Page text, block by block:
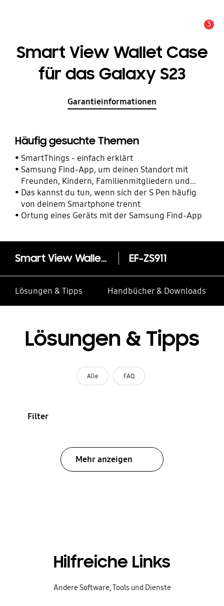
3
Smart View Wallet Case
für das Galaxy S23
Garantieinformationen
Häufig gesuchte Themen
SmartThings - einfach erklärt
Samsung Find-App, um deinen Standort mit
Freunden, Kindern, Familienmitgliedern und
anderen Kontakten zu teilen
Das kannst du tun, wenn sich der S Pen häufig
von deinem Smartphone trennt
Ortung eines Geräts mit der Samsung Find-App
Smart View Wallet Case für das Galaxy S23 EF-ZS911
Lösungen & Tipps Handbücher & Downloads
Lösungen & Tipps
Alle FAQ
Filter
Mehr anzeigen
Hilfreiche Links
Andere Software, Tools und Dienste